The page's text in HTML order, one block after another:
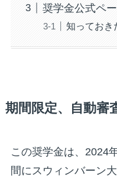
奨学金公式ペ
知っておき
期間限定、自動審
この奨学金は、2024
間にスウィンバーン